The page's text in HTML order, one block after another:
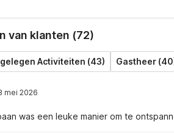
van klanten (72)
Activiteiten (43) Gastheer
mei 2026
was een leuke manier om te